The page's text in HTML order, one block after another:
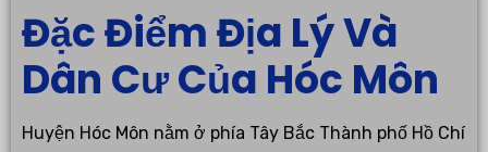
Đặc Điểm Địa Lý Và
Dân Cư Của Hóc Môn
Huyện Hóc Môn nằm ở phía Tây Bắc Thành phố Hồ Chí